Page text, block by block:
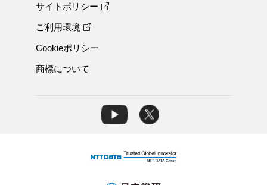
サイトポリシー
ご利用環境
Cookieポリシー
商標について